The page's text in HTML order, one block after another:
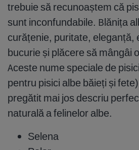
trebuie să recunoaștem că
sunt inconfundabile. Blănița
curățenie, puritate, eleganță,
bucurie și plăcere să mângâi
Aceste nume speciale de
pentru pisici albe băieți și
pregătit mai jos descriu
naturală a felinelor albe.
Selena